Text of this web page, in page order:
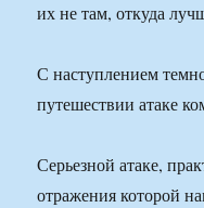
их не там, откуда
С наступлением
путешествии атаке
Серьезной атаке,
отражения которой